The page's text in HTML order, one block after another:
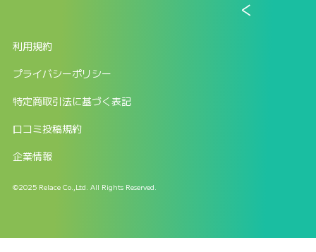
返金申請フォーム
利用規約
プライバシーポリシー
特定商取引法に基づく表記
口コミ投稿規約
企業情報
©2025 Relace Co.,Ltd. All Rights Reserved.